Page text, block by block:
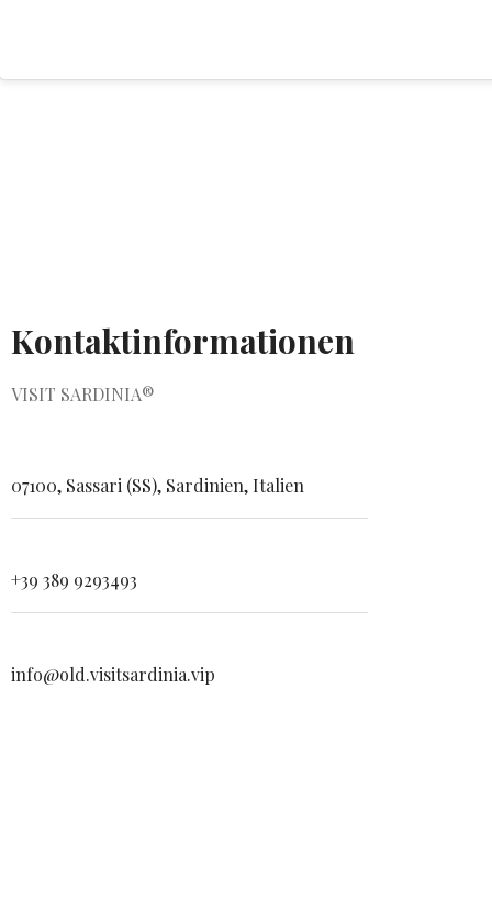
Kontaktinformationen
VISIT SARDINIA®
07100, Sassari (SS), Sardinien, Italien
+39 389 9293493
info@old.visitsardinia.vip